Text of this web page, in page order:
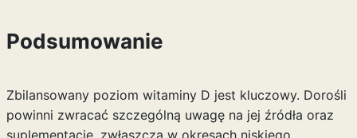
Podsumowanie
Zbilansowany poziom witaminy D jest kluczowy. Dorośli
powinni zwracać szczególną uwagę na jej źródła oraz
suplementację, zwłaszcza w okresach niskiego